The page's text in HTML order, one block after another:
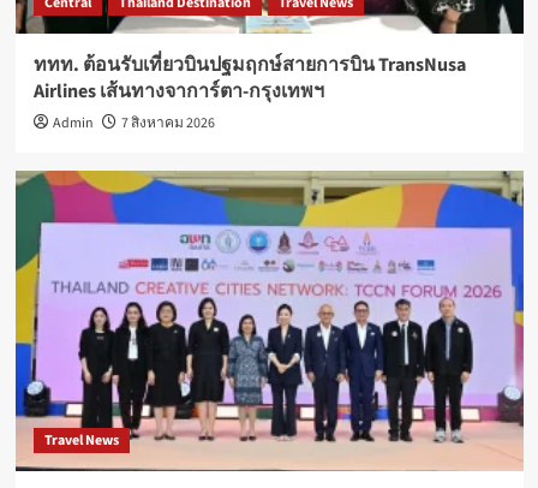
ททท. ต้อนรับเที่ยวบินปฐมฤกษ์สายการบิน TransNusa
Airlines เส้นทางจาการ์ตา-กรุงเทพฯ
Admin 7 สิงหาคม 2026
Travel News